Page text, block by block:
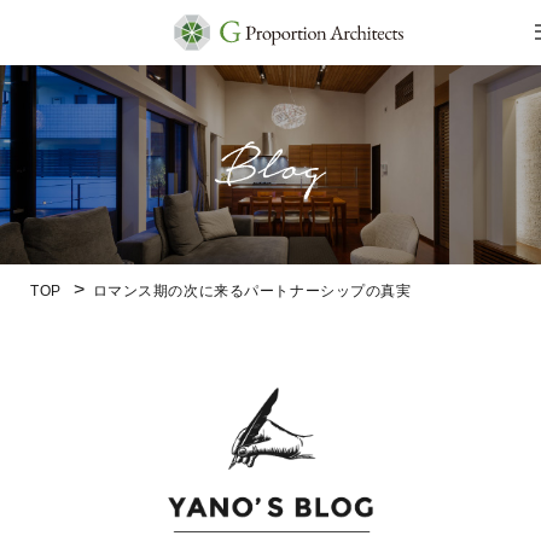
TOP ロマンス期の次に来るパートナーシップの真実